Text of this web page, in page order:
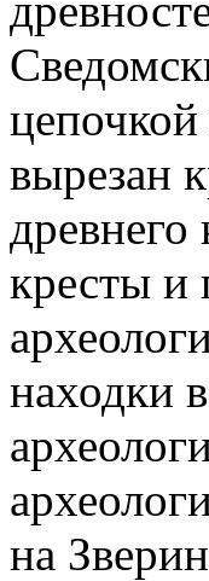
вырезан
кресты и
находки
на